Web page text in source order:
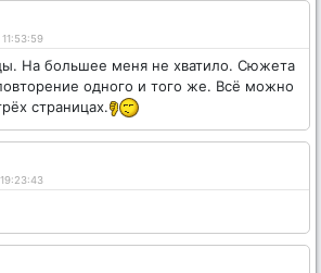
11:53:59
На большее меня не хватило. Сюжета
одного и того же. Всё можно
страницах.
19:23:43